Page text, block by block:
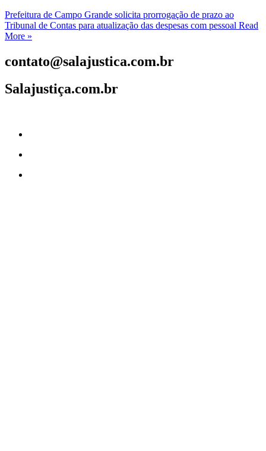
Prefeitura de Campo Grande solicita prorrogação de prazo ao
Tribunal de Contas para atualização das despesas com pessoal Read
More »
contato@salajustica.com.br
Salajustiça.com.br